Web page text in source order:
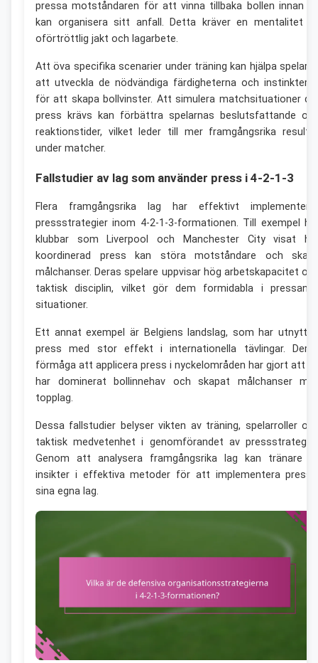
pressa motståndaren för att vinna tillbaka bollen innan
kan organisera sitt anfall. Detta kräver en mentalitet
oförtröttlig jakt och lagarbete.
Att öva specifika scenarier under träning kan hjälpa
att utveckla de nödvändiga färdigheterna och
för att skapa bollvinster. Att simulera matchsituationer
press krävs kan förbättra spelarnas beslutsfattande
reaktionstider, vilket leder till mer framgångsrika
under matcher.
Fallstudier av lag som använder press i 4-2-1-3
Flera framgångsrika lag har effektivt
pressstrategier inom 4-2-1-3-formationen. Till exempel
klubbar som Liverpool och Manchester City visat
koordinerad press kan störa motståndare och
målchanser. Deras spelare uppvisar hög arbetskapacitet
taktisk disciplin, vilket gör dem formidabla i
situationer.
Ett annat exempel är Belgiens landslag, som har
press med stor effekt i internationella tävlingar.
förmåga att applicera press i nyckelområden har gjort att
har dominerat bollinnehav och skapat målchanser
topplag.
Dessa fallstudier belyser vikten av träning, spelarroller
taktisk medvetenhet i genomförandet av
Genom att analysera framgångsrika lag kan tränare
insikter i effektiva metoder för att implementera press
sina egna lag.